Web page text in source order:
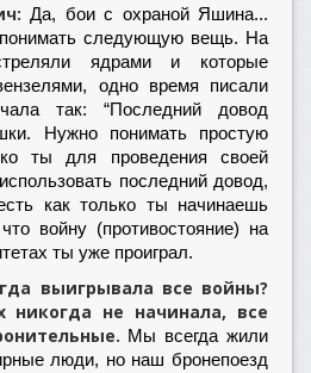
Да, бои с охраной Яшина...
понимать следующую вещь. На
ядрами и которые
одно время писали
так: “Последний довод
Нужно понимать простую
ты для проведения своей
последний довод,
как только ты начинаешь
войну (противостояние) на
ты уже проиграл.
выигрывала все войны?
никогда не начинала, все
Мы всегда жили
люди, но наш бронепоезд